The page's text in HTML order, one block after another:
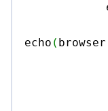
echo ( browser